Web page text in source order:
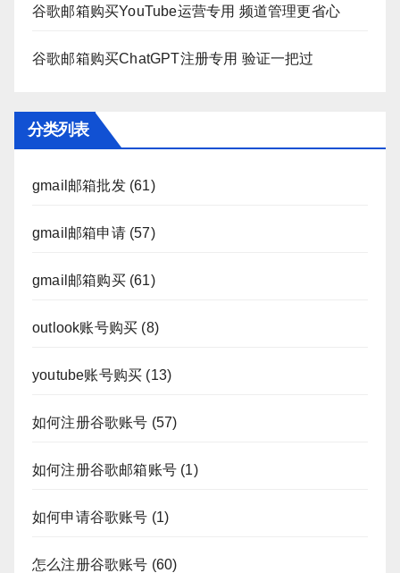
谷歌邮箱购买YouTube运营专用 频道管理更省心
谷歌邮箱购买ChatGPT注册专用 验证一把过
分类列表
gmail邮箱批发(61)
gmail邮箱申请(57)
gmail邮箱购买(61)
outlook账号购买 (8)
youtube账号购买 (13)
如何注册谷歌账号 (57)
如何注册谷歌邮箱账号 (1)
如何申请谷歌账号 (1)
怎么注册谷歌账号 (60)